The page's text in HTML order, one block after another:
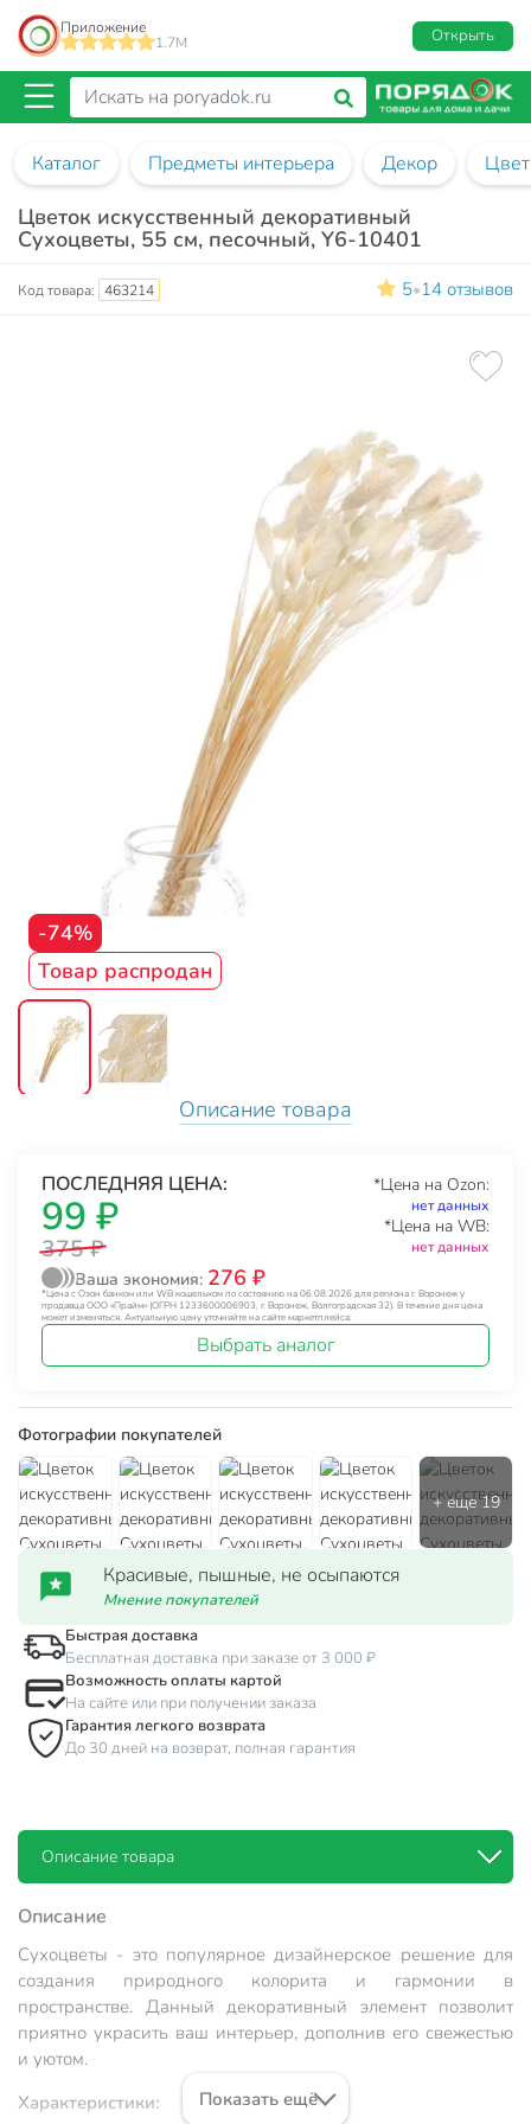
Приложение
1.7M
Открыть
Каталог Предметы интерьера Декор
Цветок искусственный декоративный
Сухоцветы, 55 см, песочный, Y6-10401
Код товара: 463214 5•14 отзывов
-74%
Товар распродан
Описание товара
ПОСЛЕДНЯЯ ЦЕНА:
99 ₽
375 ₽
*Цена на Ozon:
нет данных
*Цена на WB:
нет данных
Ваша экономия: 276 ₽
*Цена с Озон банком или WB кошельком по состоянию на 06.08.2026 для региона г. Воронеж у
продавца ООО «Прайм» (ОГРН 1233600006903, г. Воронеж, Волгоградская 32). В течение дня цена
может изменяться. Актуальную цену уточняйте на сайте маркетплейса.
Выбрать аналог
Фотографии покупателей
Красивые, пышные, не осыпаются
Мнение покупателей
Быстрая доставка
Бесплатная доставка при заказе от 3 000 ₽
Возможность оплаты картой
На сайте или при получении заказа
Гарантия легкого возврата
До 30 дней на возврат, полная гарантия
Описание товара
Описание
Сухоцветы - это популярное дизайнерское решение для
создания природного колорита и гармонии в
пространстве. Данный декоративный элемент позволит
приятно украсить ваш интерьер, дополнив его свежестью
и уютом.
Характеристики:
Показать ещё